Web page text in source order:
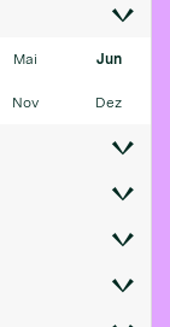
Mai Jun
Nov Dez